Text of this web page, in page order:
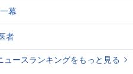
幕
者
ュースランキングをもっと見る